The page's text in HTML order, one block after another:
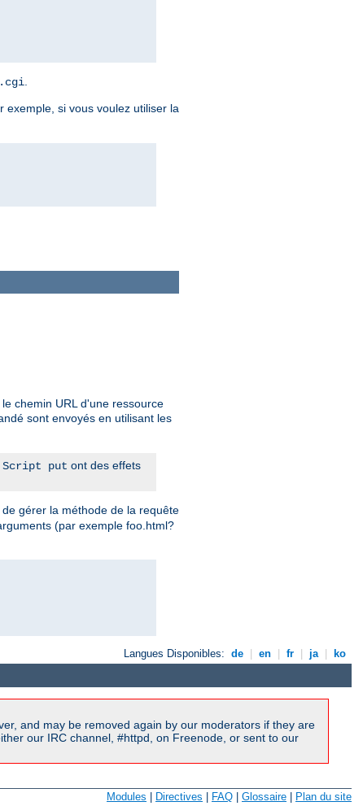
si vous voulez utiliser la
chemin URL d'une ressource
sont envoyés en utilisant les
Script put ont des effets
gérer la méthode de la requête
(par exemple foo.html?
Langues Disponibles: de en fr ja ko
and may be removed again by our moderators if they are
our IRC channel, #httpd, on Freenode, or sent to our
Modules Directives FAQ Glossaire Plan du site